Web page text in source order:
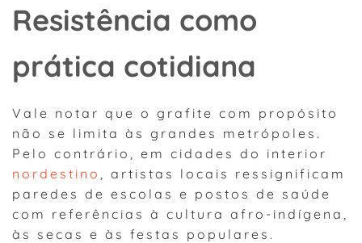
Resistência como
prática cotidiana
Vale notar que o grafite com propósito
não se limita às grandes metrópoles.
Pelo contrário, em cidades do interior
nordestino
, artistas locais ressignificam
paredes de escolas e postos de saúde
com referências à cultura afro-indígena,
às secas e às festas populares.